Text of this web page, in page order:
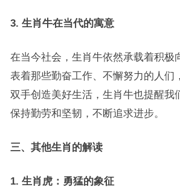
3. 生肖牛在当代的寓意
在当今社会，生肖牛依然承载着积极
表着那些勤奋工作、不懈努力的人们
双手创造美好生活，生肖牛也提醒我
保持勤劳和坚韧，不断追求进步。
三、其他生肖的解读
1. 生肖虎：勇猛的象征